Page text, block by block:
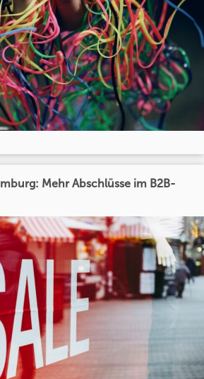
Mehr Abschlüsse im B2B-